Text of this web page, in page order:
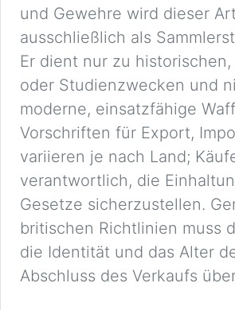
und Gewehre wird dieser
ausschließlich als
Er dient nur zu
oder Studienzwecken und
moderne, einsatzfähige
Vorschriften für Export,
variieren je nach Land;
verantwortlich, die
Gesetze sicherzustellen.
britischen Richtlinien muss
die Identität und das Alter
Abschluss des Verkaufs